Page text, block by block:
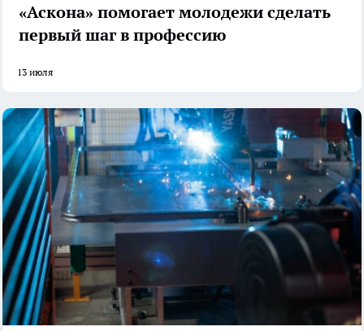
«Аскона» помогает молодежи сделать
первый шаг в профессию
13 июля